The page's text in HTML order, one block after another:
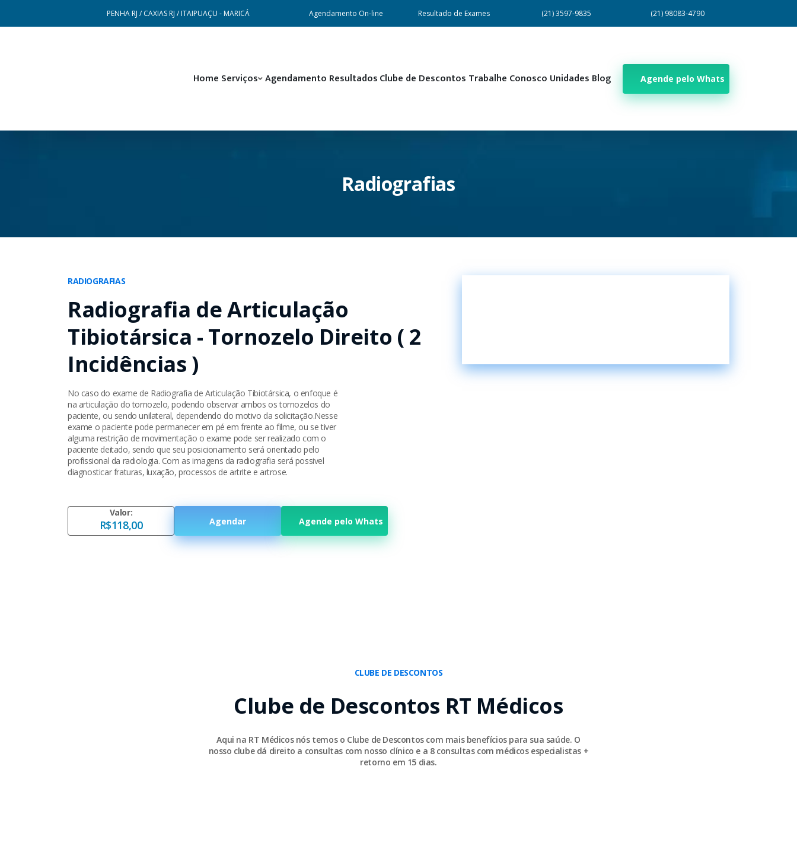
PENHA RJ / CAXIAS RJ / ITAIPUAÇU - MARICÁ Agendamento On-line Resultado de Exames (21) 3597-9835 (21) 98083-4790
Home Serviços Agendamento ResultadosClube de Descontos Trabalhe Conosco Unidades Blog Agende pelo Whats
Radiografias
RADIOGRAFIAS
Radiografia de Articulação
Tibiotársica - Tornozelo Direito ( 2
Incidências )
No caso do exame de Radiografia de Articulação Tibiotársica, o enfoque é
na articulação do tornozelo, podendo observar ambos os tornozelos do
paciente, ou sendo unilateral, dependendo do motivo da solicitação.Nesse
exame o paciente pode permanecer em pé em frente ao filme, ou se tiver
alguma restrição de movimentação o exame pode ser realizado com o
paciente deitado, sendo que seu posicionamento será orientado pelo
profissional da radiologia. Com as imagens da radiografia será possivel
diagnosticar fraturas, luxação, processos de artrite e artrose.
Valor:
R$118,00 Agendar Agende pelo Whats
CLUBE DE DESCONTOS
Clube de Descontos RT Médicos
Aqui na RT Médicos nós temos o Clube de Descontos com mais benefícios para sua saúde. O
nosso clube dá direito a consultas com nosso clínico e a 8 consultas com médicos especialistas +
retorno em 15 dias.